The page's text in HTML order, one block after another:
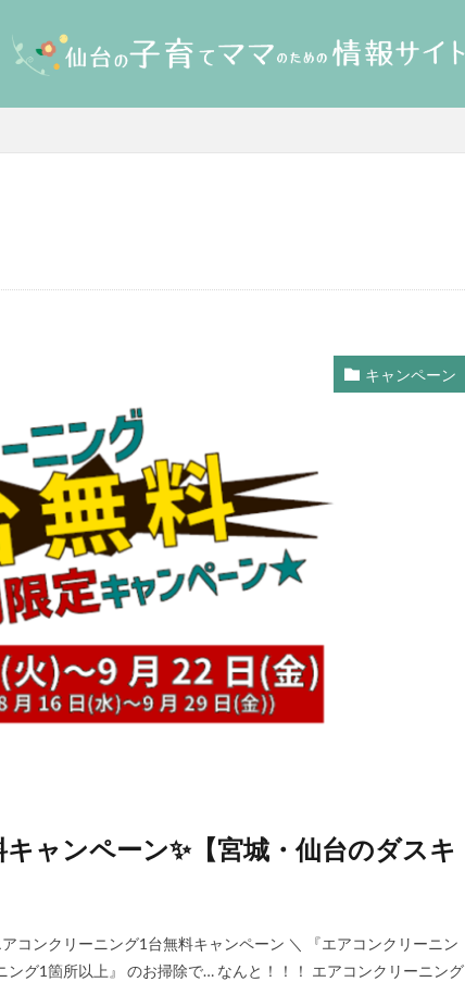
キャンペーン
ャンペーン✨【宮城・仙台のダスキ
コンクリーニング1台無料キャンペーン ＼ 『エアコンクリーニン
以上』 のお掃除で… なんと！！！ エアコンクリーニング